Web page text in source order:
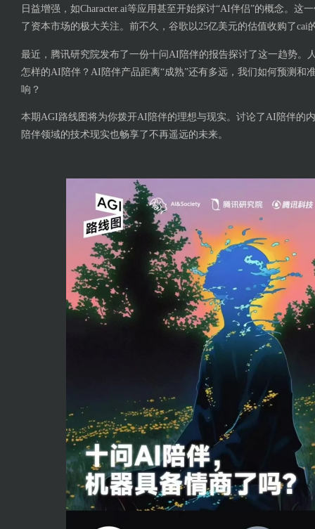
日益增强，如Character.ai等应用甚至开始探讨“AI伴侣”的概念。这
了资本市场的极大关注。前不久，谷歌以25亿美元的估值收购了cai
最近，腾讯研究院发布了一份十问AI陪伴的报告探讨了这一趋势。
怎样的AI陪伴？AI陪伴产品距离“成熟”还有多远，我们如何预测和
响？
本期AGI路线图将为你拨开AI陪伴的理想与现实。讨论了AI陪伴的
陪伴领域的技术现实也畅享了不再遥远的未来。